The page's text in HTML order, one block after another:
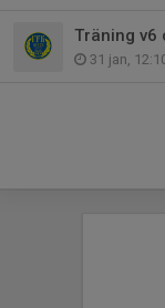
Träning v6
31 jan,